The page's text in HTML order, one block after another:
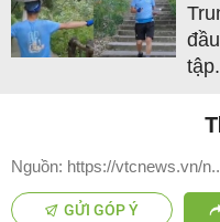
Nguồn: https://vtcnews.vn/
GỬI GÓP Ý